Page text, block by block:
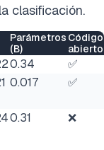
clasificación.
Parámetros
(B)
Código
abierto
0.34
✅
0.017 ✅
0.31 ❌